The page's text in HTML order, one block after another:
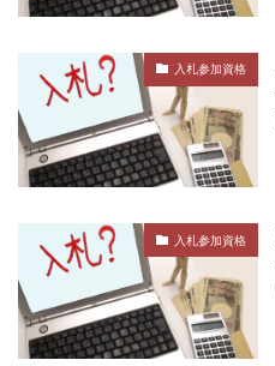
入札参加資格
入札参加資格